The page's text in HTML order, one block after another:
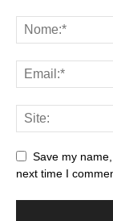
Save my
next time I